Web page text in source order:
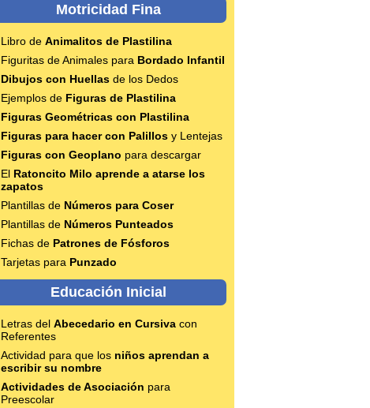
Motricidad Fina
Libro de Animalitos de Plastilina
Figuritas de Animales para Bordado Infantil
Dibujos con Huellas de los Dedos
Ejemplos de Figuras de Plastilina
Figuras Geométricas con Plastilina
Figuras para hacer con Palillos y Lentejas
Figuras con Geoplano para descargar
El Ratoncito Milo aprende a atarse los
zapatos
Plantillas de Números para Coser
Plantillas de Números Punteados
Fichas de Patrones de Fósforos
Tarjetas para Punzado
Educación Inicial
Letras del Abecedario en Cursiva con
Referentes
Actividad para que los niños aprendan a
escribir su nombre
Actividades de Asociación para
Preescolar